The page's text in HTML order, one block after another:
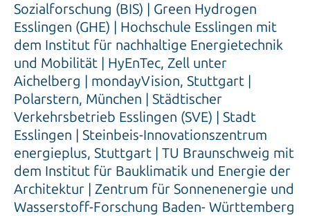
Sozialforschung (BIS) | Green Hydrogen
Esslingen (GHE) | Hochschule Esslingen mit
dem Institut für nachhaltige Energietechnik
und Mobilität | HyEnTec, Zell unter
Aichelberg | mondayVision, Stuttgart |
Polarstern, München | Städtischer
Verkehrsbetrieb Esslingen (SVE) | Stadt
Esslingen | Steinbeis-Innovationszentrum
energieplus, Stuttgart | TU Braunschweig mit
dem Institut für Bauklimatik und Energie der
Architektur | Zentrum für Sonnenenergie und
Wasserstoff-Forschung Baden- Württemberg